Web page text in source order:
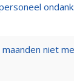
niet